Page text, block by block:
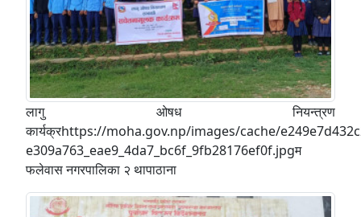
लागु ओषध नियन्त्रण
कार्यक्रhttps://moha.gov.np/images/cache/
e309a763_eae9_4da7_bc6f_9fb28176ef0f.jpgम
फलेवास नगरपालिका २ थापाठाना